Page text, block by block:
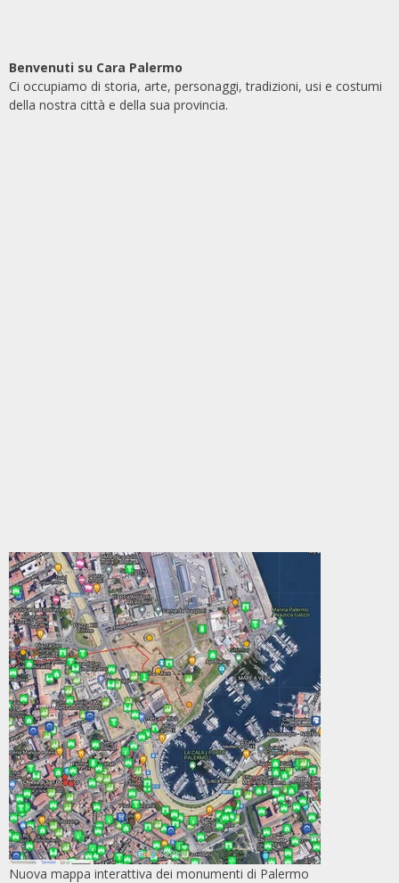
Benvenuti su Cara Palermo
Ci occupiamo di storia, arte, personaggi, tradizioni, usi e costumi
della nostra città e della sua provincia.
Nuova mappa interattiva dei monumenti di Palermo